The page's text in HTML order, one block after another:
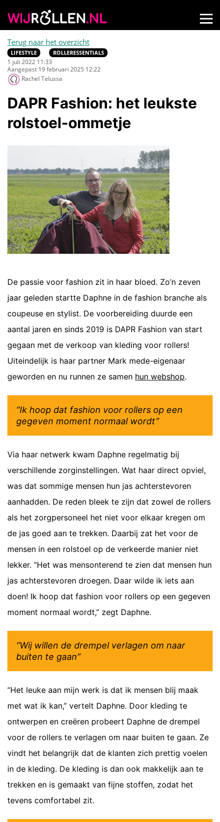
Terug naar het overzicht
LIFESTYLE ROLLERESSENTIALS
1 juli 2022 11:33
Aangepast 19 februari 2025 12:22
Rachel Telussa
DAPR Fashion: het leukste
rolstoel-ommetje
De passie voor fashion zit in haar bloed. Zo’n zeven
jaar geleden startte Daphne in de fashion branche als
coupeuse en stylist. De voorbereiding duurde een
aantal jaren en sinds 2019 is DAPR Fashion van start
gegaan met de verkoop van kleding voor rollers!
Uiteindelijk is haar partner Mark mede-eigenaar
geworden en nu runnen ze samen hun webshop.
“Ik hoop dat fashion voor rollers op een
gegeven moment normaal wordt”
Via haar netwerk kwam Daphne regelmatig bij
verschillende zorginstellingen. Wat haar direct opviel,
was dat sommige mensen hun jas achterstevoren
aanhadden. De reden bleek te zijn dat zowel de rollers
als het zorgpersoneel het niet voor elkaar kregen om
de jas goed aan te trekken. Daarbij zat het voor de
mensen in een rolstoel op de verkeerde manier niet
lekker. “Het was mensonterend te zien dat mensen hun
jas achterstevoren droegen. Daar wilde ik iets aan
doen! Ik hoop dat fashion voor rollers op een gegeven
moment normaal wordt,” zegt Daphne.
“Wij willen de drempel verlagen om naar
buiten te gaan”
“Het leuke aan mijn werk is dat ik mensen blij maak
met wat ik kan,” vertelt Daphne. Door kleding te
ontwerpen en creëren probeert Daphne de drempel
voor de rollers te verlagen om naar buiten te gaan. Ze
vindt het belangrijk dat de klanten zich prettig voelen
in de kleding. De kleding is dan ook makkelijk aan te
trekken en is gemaakt van fijne stoffen, zodat het
tevens comfortabel zit.